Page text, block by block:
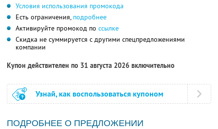
Условия использования промокода
Есть ограничения, подробнее
Активируйте промокод по ссылке
Скидка не суммируется с другими спецпредложениями
компании
Купон действителен по 31 августа 2026 включительно
Узнай, как воспользоваться купоном
ПОДРОБНЕЕ О ПРЕДЛОЖЕНИИ